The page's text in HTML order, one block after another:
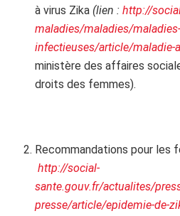
à virus Zika (lien :http://
maladies/maladies/maladies-
infectieuses/article/maladie-
ministère des affaires
droits des femmes).
Recommandations pour les
http://social-
sante.gouv.fr/actualites/
presse/article/epidemie-de-